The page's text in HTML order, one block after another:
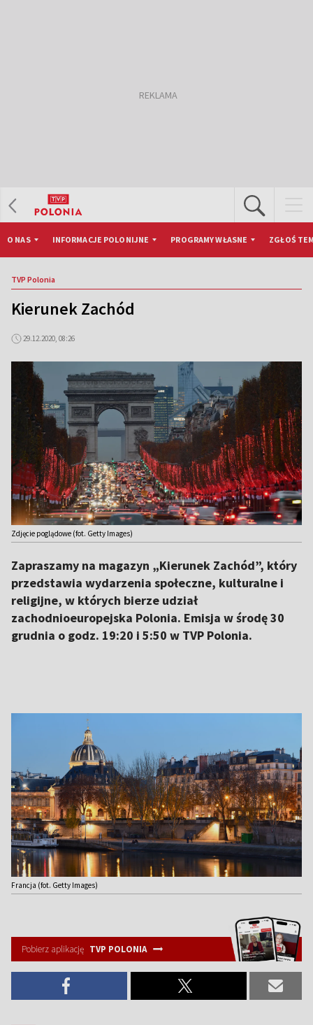
O NAS INFORMACJE POLONIJNE PROGRAMY WŁASNE ZGŁOŚ
TVP Polonia
Kierunek Zachód
29.12.2020, 08:26
Zdjęcie poglądowe (fot. Getty Images)
Zapraszamy na magazyn „Kierunek Zachód”, który
przedstawia wydarzenia społeczne, kulturalne i
religijne, w których bierze udział
zachodnioeuropejska Polonia. Emisja w środę 30
grudnia o godz. 19:20 i 5:50 w TVP Polonia.
Francja (fot. Getty Images)
Pobierz aplikację TVP POLONIA